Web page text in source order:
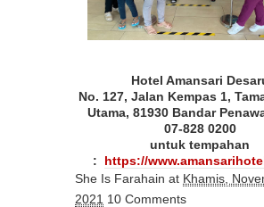
Hotel Amansari
No. 127, Jalan Kempas 1,
Utama, 81930 Bandar
07-828 0200
untuk tempahan
: https://
She Is Farahain at Khamis,
2021 10 Comments